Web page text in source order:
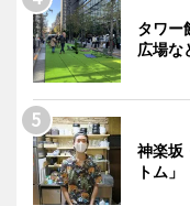
タワー
広場な
神楽坂
トム